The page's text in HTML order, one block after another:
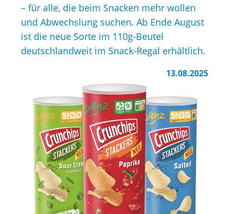
– für alle, die beim Snacken mehr wollen
und Abwechslung suchen. Ab Ende August
ist die neue Sorte im 110g-Beutel
deutschlandweit im Snack-Regal erhältlich.
13.08.2025